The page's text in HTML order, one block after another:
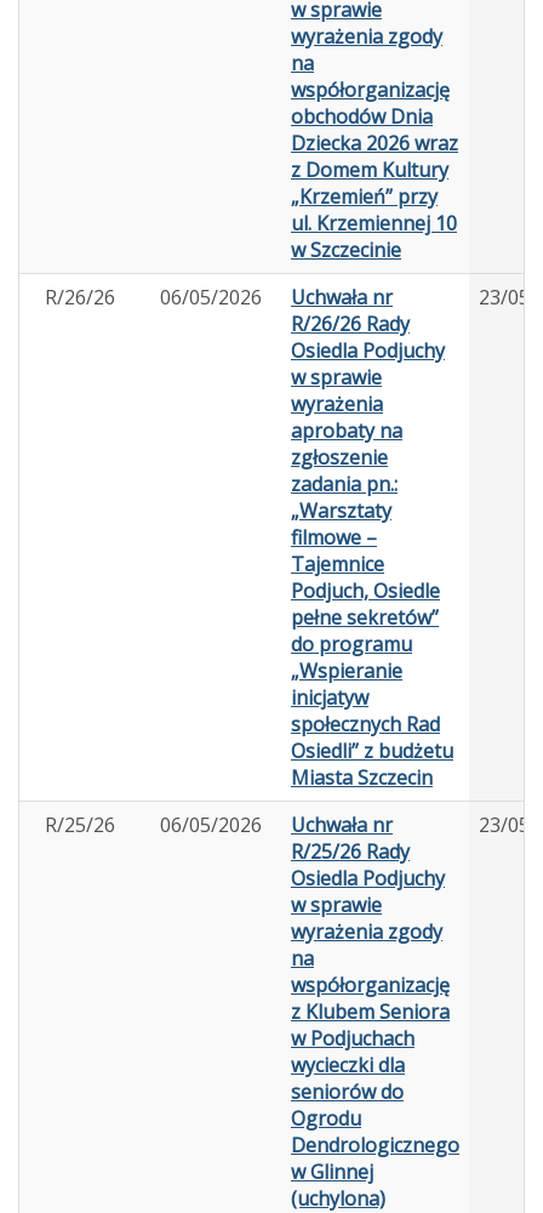
w sprawie
wyrażenia zgody
na
współorganizację
obchodów Dnia
Dziecka 2026 wraz
z Domem Kultury
„Krzemień” przy
ul. Krzemiennej 10
w Szczecinie
R/26/26
06/05/2026
Uchwała nr
R/26/26 Rady
Osiedla Podjuchy
w sprawie
wyrażenia
aprobaty na
zgłoszenie
zadania pn.:
„Warsztaty
filmowe –
Tajemnice
Podjuch, Osiedle
pełne sekretów”
do programu
„Wspieranie
inicjatyw
społecznych Rad
Osiedli” z budżetu
Miasta Szczecin
23/05/
R/25/26 06/05/2026
Uchwała nr
R/25/26 Rady
Osiedla Podjuchy
w sprawie
wyrażenia zgody
na
współorganizację
z Klubem Seniora
w Podjuchach
wycieczki dla
seniorów do
Ogrodu
Dendrologicznego
w Glinnej
(uchylona)
23/05/